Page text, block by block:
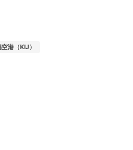
港（KIJ）